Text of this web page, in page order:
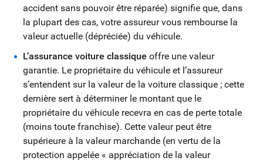
accident sans pouvoir être réparée) signifie que, dans
la plupart des cas, votre assureur vous rembourse la
valeur actuelle (dépréciée) du véhicule.
L’assurance voiture classique offre une valeur
garantie. Le propriétaire du véhicule et l’assureur
s’entendent sur la valeur de la voiture classique ; cette
dernière sert à déterminer le montant que le
propriétaire du véhicule recevra en cas de perte totale
(moins toute franchise). Cette valeur peut être
supérieure à la valeur marchande (en vertu de la
protection appelée « appréciation de la valeur